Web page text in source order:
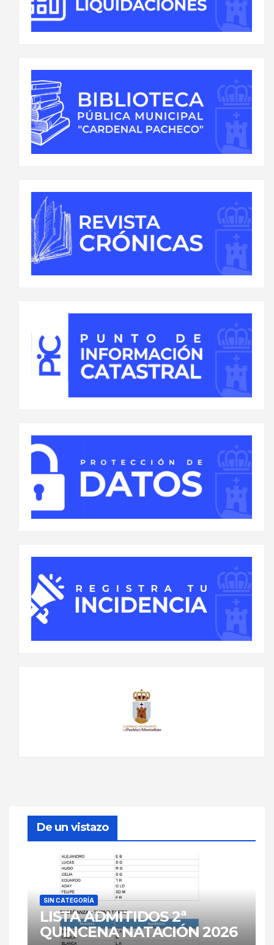
De un vistazo
SIN CATEGORÍA
LISTA ADMITIDOS 2ª
QUINCENA NATACIÓN 2026